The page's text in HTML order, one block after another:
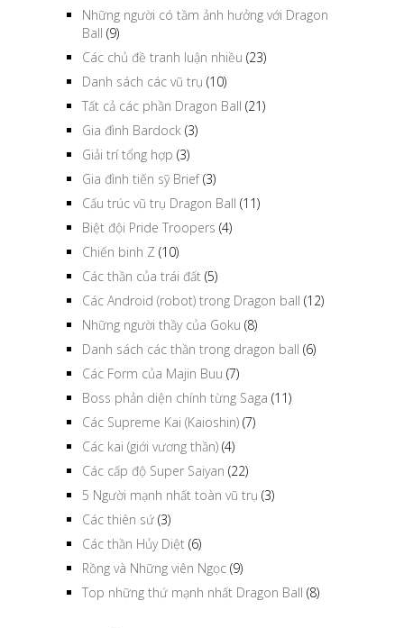
Những người có tầm ảnh hưởng với Dragon
Ball (9)
Các chủ đề tranh luận nhiều (23)
Danh sách các vũ trụ (10)
Tất cả các phần Dragon Ball (21)
Gia đình Bardock (3)
Giải trí tổng hợp (3)
Gia đình tiến sỹ Brief(3)
Cấu trúc vũ trụ Dragon Ball (11)
Biệt đội Pride Troopers (4)
Chiến binh Z (10)
Các thần của trái đất (5)
Các Android (robot) trong Dragon ball (12)
Những người thầy của Goku (8)
Danh sách các thần trong dragon ball (6)
Các Form của Majin Buu (7)
Boss phản diện chính từng Saga (11)
Các Supreme Kai (Kaioshin) (7)
Các kai (giới vương thần) (4)
Các cấp độ Super Saiyan (22)
5 Người mạnh nhất toàn vũ trụ (3)
Các thiên sứ (3)
Các thần Hủy Diệt (6)
Rồng và Những viên Ngọc (9)
Top những thứ mạnh nhất Dragon Ball (8)